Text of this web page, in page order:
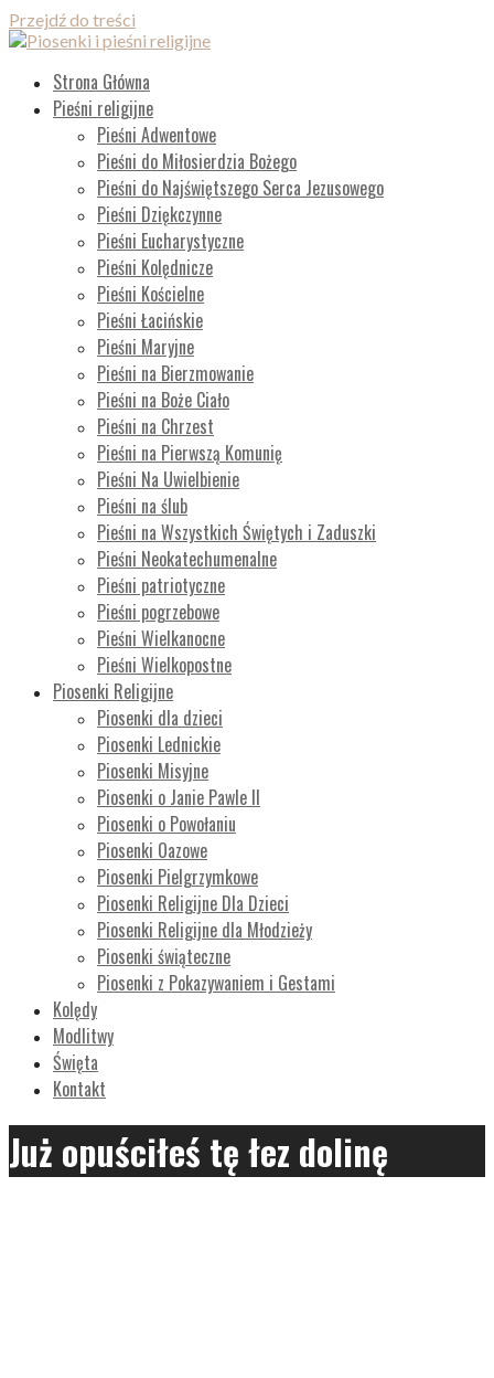
Przejdź do treści
Strona Główna
Pieśni religijne
Pieśni Adwentowe
Pieśni do Miłosierdzia Bożego
Pieśni do Najświętszego Serca Jezusowego
Pieśni Dziękczynne
Pieśni Eucharystyczne
Pieśni Kolędnicze
Pieśni Kościelne
Pieśni Łacińskie
Pieśni Maryjne
Pieśni na Bierzmowanie
Pieśni na Boże Ciało
Pieśni na Chrzest
Pieśni na Pierwszą Komunię
Pieśni Na Uwielbienie
Pieśni na ślub
Pieśni na Wszystkich Świętych i Zaduszki
Pieśni Neokatechumenalne
Pieśni patriotyczne
Pieśni pogrzebowe
Pieśni Wielkanocne
Pieśni Wielkopostne
Piosenki Religijne
Piosenki dla dzieci
Piosenki Lednickie
Piosenki Misyjne
Piosenki o Janie Pawle II
Piosenki o Powołaniu
Piosenki Oazowe
Piosenki Pielgrzymkowe
Piosenki Religijne Dla Dzieci
Piosenki Religijne dla Młodzieży
Piosenki świąteczne
Piosenki z Pokazywaniem i Gestami
Kolędy
Modlitwy
Święta
Kontakt
Już opuściłeś tę łez dolinę